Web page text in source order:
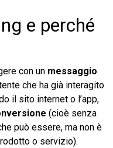
e perché
con un messaggio
che ha già interagito
il sito internet o l’app,
(cioè senza
può essere, ma non è
o servizio).